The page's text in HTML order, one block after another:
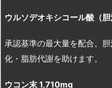
ウルソデオキシコール酸（
承認基準の最大量を配合。
化・脂肪代謝を助けます。
ウコン末 1,710mg